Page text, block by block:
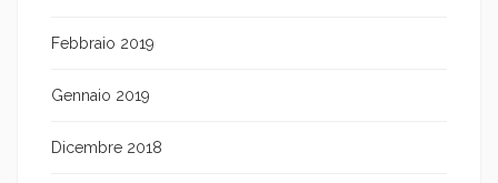
Febbraio 2019
Gennaio 2019
Dicembre 2018